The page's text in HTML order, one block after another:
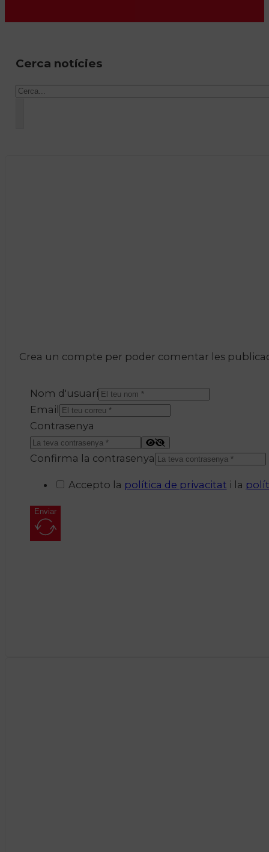
Cerca notícies
Cercar
Crea un compte per poder comentar les
Nom d'usuari
Email
Contrasenya
Confirma la contrasenya
Accepto la política de privacitat i la
Enviar